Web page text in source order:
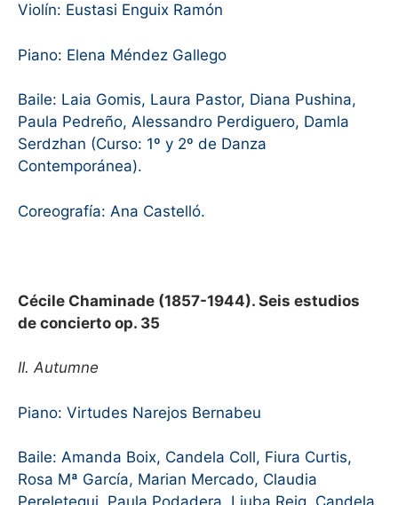
Violín: Eustasi Enguix Ramón
Piano: Elena Méndez Gallego
Baile: Laia Gomis, Laura Pastor, Diana Pushina,
Paula Pedreño, Alessandro Perdiguero, Damla
Serdzhan (Curso: 1º y 2º de Danza
Contemporánea).
Coreografía: Ana Castelló.
Cécile Chaminade (1857-1944). Seis estudios
de concierto op. 35
II. Autumne
Piano: Virtudes Narejos Bernabeu
Baile: Amanda Boix, Candela Coll, Fiura Curtis,
Rosa Mª García, Marian Mercado, Claudia
Pereletegui, Paula Podadera, Liuba Reig, Candela